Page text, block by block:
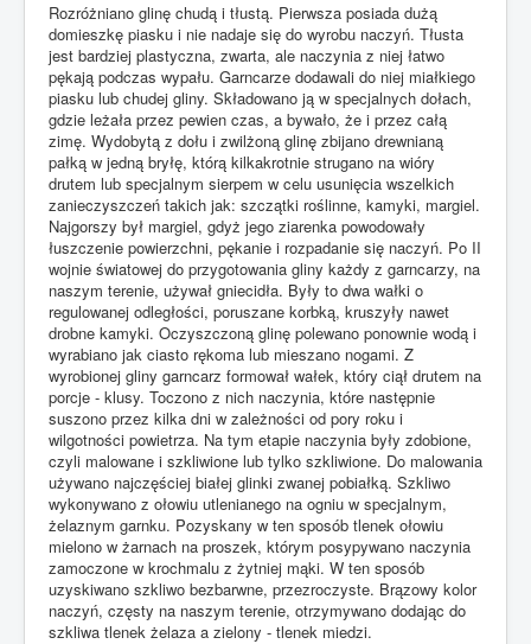
Rozróżniano glinę chudą i tłustą. Pierwsza posiada dużą
domieszkę piasku i nie nadaje się do wyrobu naczyń. Tłusta
jest bardziej plastyczna, zwarta, ale naczynia z niej łatwo
pękają podczas wypału. Garncarze dodawali do niej miałkiego
piasku lub chudej gliny. Składowano ją w specjalnych dołach,
gdzie leżała przez pewien czas, a bywało, że i przez całą
zimę. Wydobytą z dołu i zwilżoną glinę zbijano drewnianą
pałką w jedną bryłę, którą kilkakrotnie strugano na wióry
drutem lub specjalnym sierpem w celu usunięcia wszelkich
zanieczyszczeń takich jak: szczątki roślinne, kamyki, margiel.
Najgorszy był margiel, gdyż jego ziarenka powodowały
łuszczenie powierzchni, pękanie i rozpadanie się naczyń. Po II
wojnie światowej do przygotowania gliny każdy z garncarzy, na
naszym terenie, używał gniecidła. Były to dwa wałki o
regulowanej odległości, poruszane korbką, kruszyły nawet
drobne kamyki. Oczyszczoną glinę polewano ponownie wodą i
wyrabiano jak ciasto rękoma lub mieszano nogami. Z
wyrobionej gliny garncarz formował wałek, który ciął drutem na
porcje - klusy. Toczono z nich naczynia, które następnie
suszono przez kilka dni w zależności od pory roku i
wilgotności powietrza. Na tym etapie naczynia były zdobione,
czyli malowane i szkliwione lub tylko szkliwione. Do malowania
używano najczęściej białej glinki zwanej pobiałką. Szkliwo
wykonywano z ołowiu utlenianego na ogniu w specjalnym,
żelaznym garnku. Pozyskany w ten sposób tlenek ołowiu
mielono w żarnach na proszek, którym posypywano naczynia
zamoczone w krochmalu z żytniej mąki. W ten sposób
uzyskiwano szkliwo bezbarwne, przezroczyste. Brązowy kolor
naczyń, częsty na naszym terenie, otrzymywano dodając do
szkliwa tlenek żelaza a zielony - tlenek miedzi.